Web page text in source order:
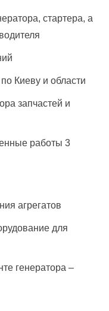
стартера, а
Киеву и области
запчастей и
работы 3
агрегатов
для
генератора –